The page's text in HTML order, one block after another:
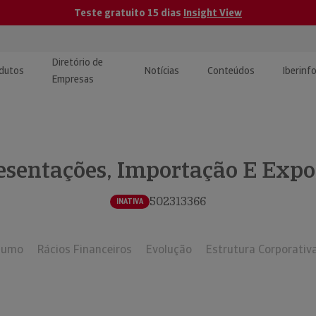
Teste gratuito 15 dias Insight View
e Monitorização de
Diretório de
Empresas
Notícias Conteúdos
| Estudos eImportação E
INATIVA 502313366
Rácios Financeiros Evolução Estrutura Corporativa